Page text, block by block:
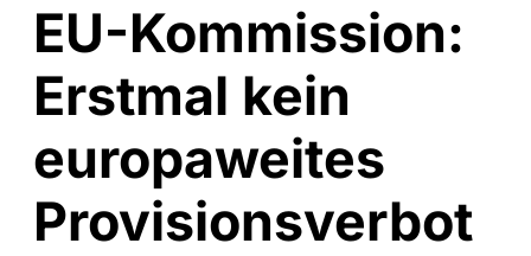
EU-Kommission:
Erstmal kein
europaweites
Provisionsverbot